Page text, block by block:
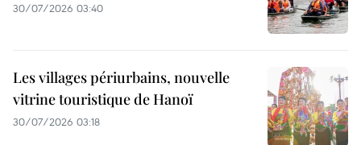
30/07/2026 03:40
Les villages périurbains, nouvelle
vitrine touristique de Hanoï
30/07/2026 03:18